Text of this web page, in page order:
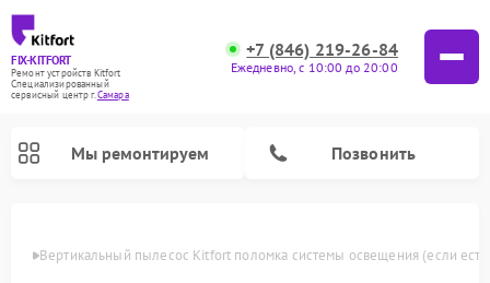
FIX-KITFORT
Ремонт устройств Kitfort
Специализированный
cервисный центр г.Самара
+7 (846) 219-26-84
Ежедневно, с 10:00 до 20:00
Мы ремонтируем Позвонить
Вертикальный пылесос Kitfort поломка системы освещения (если